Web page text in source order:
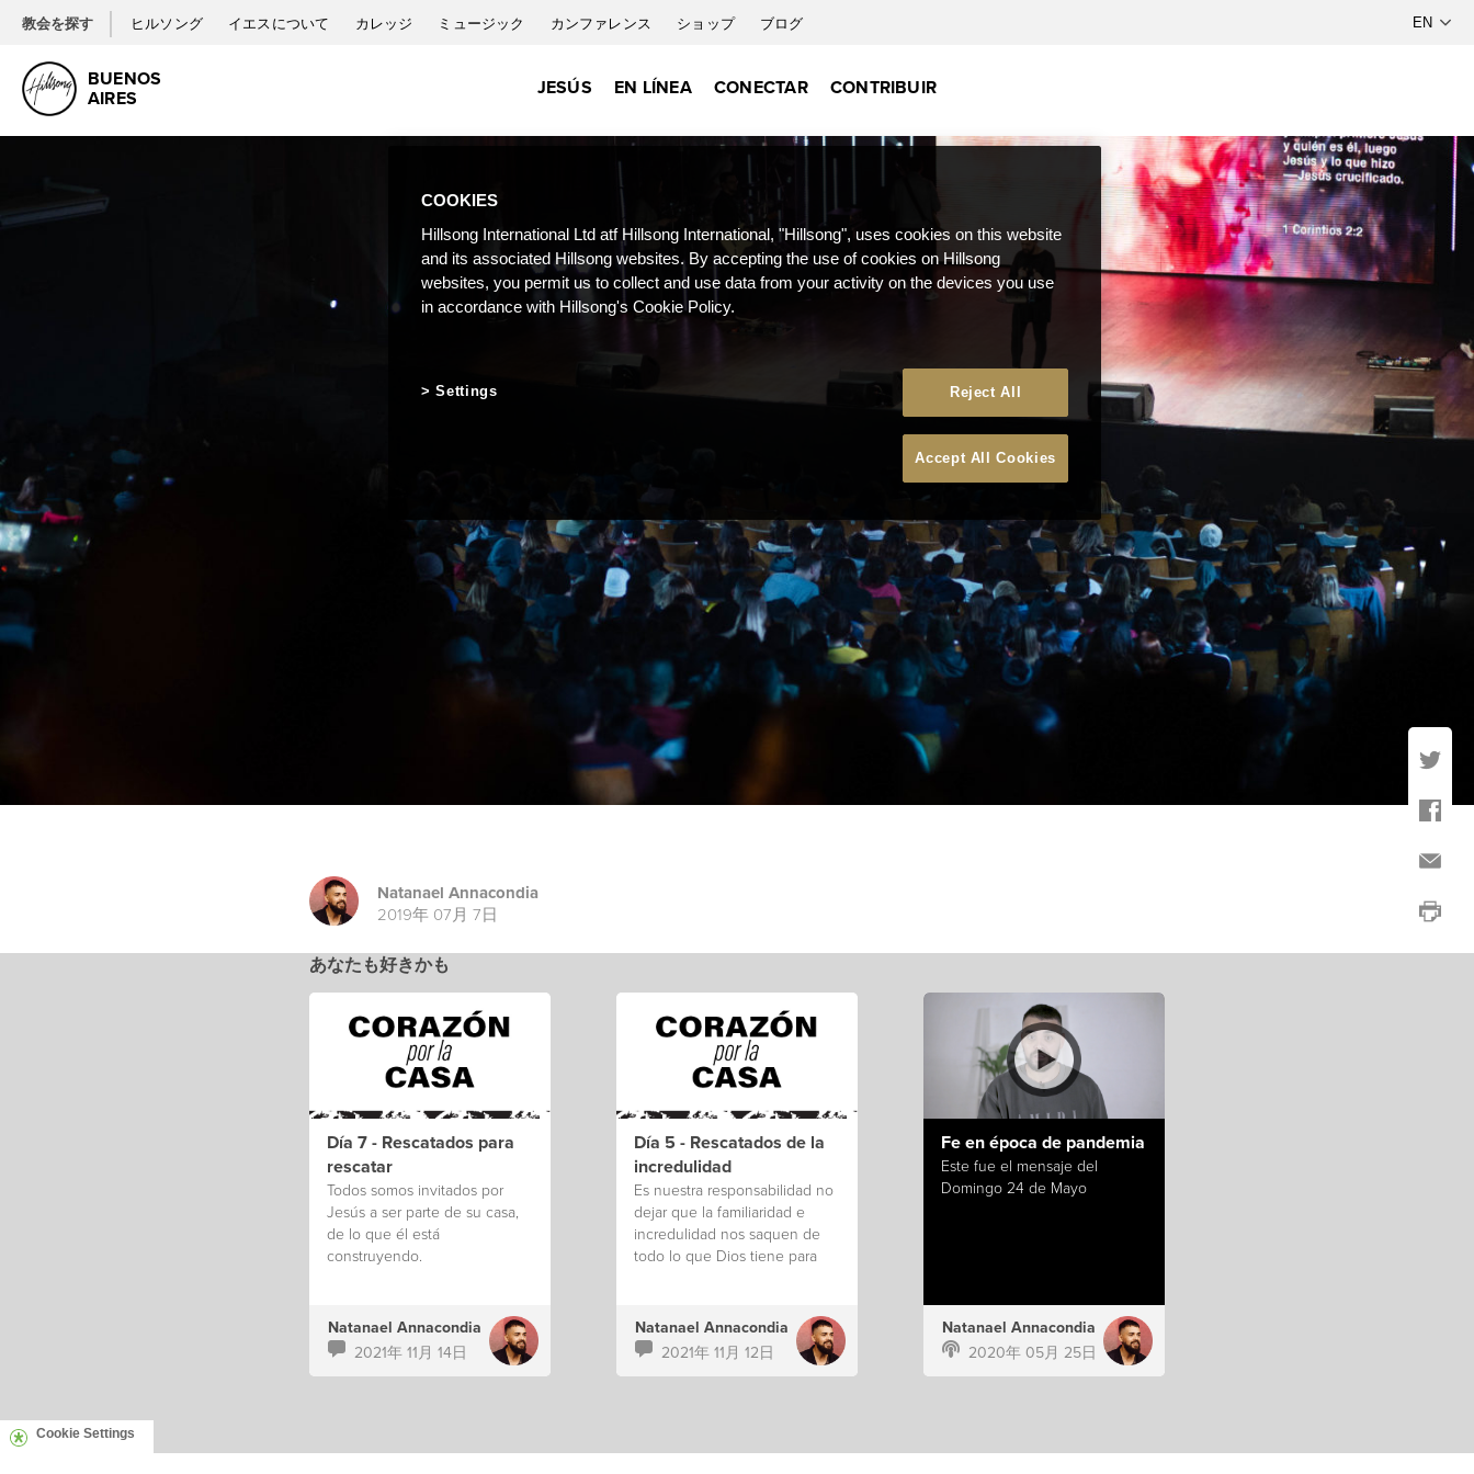
教会を探す ヒルソング イエスについて カレッジ ミュージック カンファレンス ショップ ブログ
BUENOS
AIRES JESÚS EN LÍNEA CONECTAR CONTRIBUIR
Natanael Annacondia
2019年 07月 7日
あなたも好きかも
Día 7 - Rescatados para
rescatar
Todos somos invitados por
Jesús a ser parte de su casa,
de lo que él está
construyendo.
Natanael Annacondia
2021年 11月 14日
Día 5 - Rescatados de la
incredulidad
Es nuestra responsabilidad no
dejar que la familiaridad e
incredulidad nos saquen de
todo lo que Dios tiene para
Natanael Annacondia
2021年 11月 12日
Fe en época de pandemia
Este fue el mensaje del
Domingo 24 de Mayo
Natanael Annacondia
2020年 05月 25日
Cookie Settings
COOKIES
Hillsong International Ltd atf Hillsong International, "Hillsong", uses cookies on this website
and its associated Hillsong websites. By accepting the use of cookies on Hillsong
websites, you permit us to collect and use data from your activity on the devices you use
in accordance with Hillsong's Cookie Policy.
Reject All
Accept All Cookies
Settings